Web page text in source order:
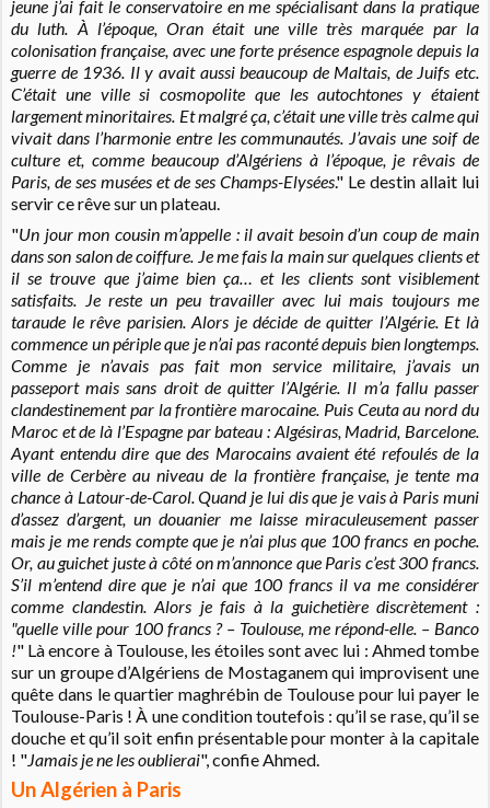
jeune j’ai fait le conservatoire en me spécialisant dans la pratique
du luth. À l’époque, Oran était une ville très marquée par la
colonisation française, avec une forte présence espagnole depuis la
guerre de 1936. Il y avait aussi beaucoup de Maltais, de Juifs etc.
C’était une ville si cosmopolite que les autochtones y étaient
largement minoritaires. Et malgré ça, c’était une ville très calme qui
vivait dans l’harmonie entre les communautés. J’avais une soif de
culture et, comme beaucoup d’Algériens à l’époque, je rêvais de
Paris, de ses musées et de ses Champs-Elysées." Le destin allait lui
servir ce rêve sur un plateau.
"Un jour mon cousin m’appelle : il avait besoin d’un coup de main
dans son salon de coiffure. Je me fais la main sur quelques clients et
il se trouve que j’aime bien ça… et les clients sont visiblement
satisfaits. Je reste un peu travailler avec lui mais toujours me
taraude le rêve parisien. Alors je décide de quitter l’Algérie. Et là
commence un périple que je n’ai pas raconté depuis bien longtemps.
Comme je n’avais pas fait mon service militaire, j’avais un
passeport mais sans droit de quitter l’Algérie. Il m’a fallu passer
clandestinement par la frontière marocaine. Puis Ceuta au nord du
Maroc et de là l’Espagne par bateau : Algésiras, Madrid, Barcelone.
Ayant entendu dire que des Marocains avaient été refoulés de la
ville de Cerbère au niveau de la frontière française, je tente ma
chance à Latour-de-Carol. Quand je lui dis que je vais à Paris muni
d’assez d’argent, un douanier me laisse miraculeusement passer
mais je me rends compte que je n’ai plus que 100 francs en poche.
Or, au guichet juste à côté on m’annonce que Paris c’est 300 francs.
S’il m’entend dire que je n’ai que 100 francs il va me considérer
comme clandestin. Alors je fais à la guichetière discrètement :
"quelle ville pour 100 francs ? – Toulouse, me répond-elle. – Banco
!" Là encore à Toulouse, les étoiles sont avec lui : Ahmed tombe
sur un groupe d’Algériens de Mostaganem qui improvisent une
quête dans le quartier maghrébin de Toulouse pour lui payer le
Toulouse-Paris ! À une condition toutefois : qu’il se rase, qu’il se
douche et qu’il soit enfin présentable pour monter à la capitale
! "Jamais je ne les oublierai", confie Ahmed.
Un Algérien à Paris